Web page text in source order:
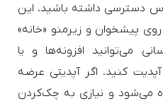
دسترسی داشته باشید. این
پیشخوان و زیرمنو «خانه»
می‌توانید افزونه‌ها و یا
کنید. اگر آپدیتی عرضه
می‌شود و نیازی به چک‌‌کردن